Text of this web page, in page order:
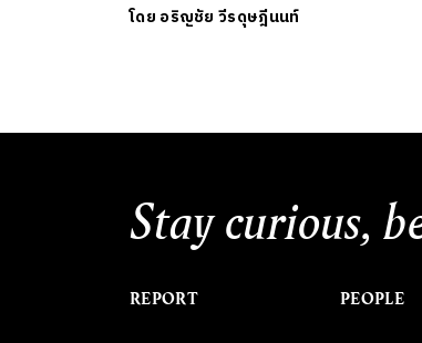
โดย อริญชัย วีรดุษฎีนนท์
Stay curious,
REPORT PEOPLE